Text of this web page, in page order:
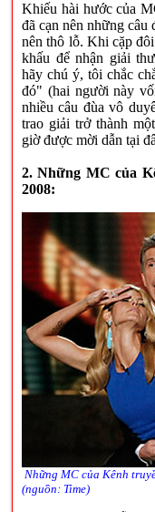
Khiếu hài hước của
đã cạn nên những câu
nên thô lỗ. Khi cặp
khấu để nhận giải
hãy chú ý, tôi chắc
đó" (hai người này
nhiều câu đùa vô
trao giải trở thành
giờ được mời dẫn tại
2. Những MC của
2008:
Những MC của Kênh
(nguồn: Time)